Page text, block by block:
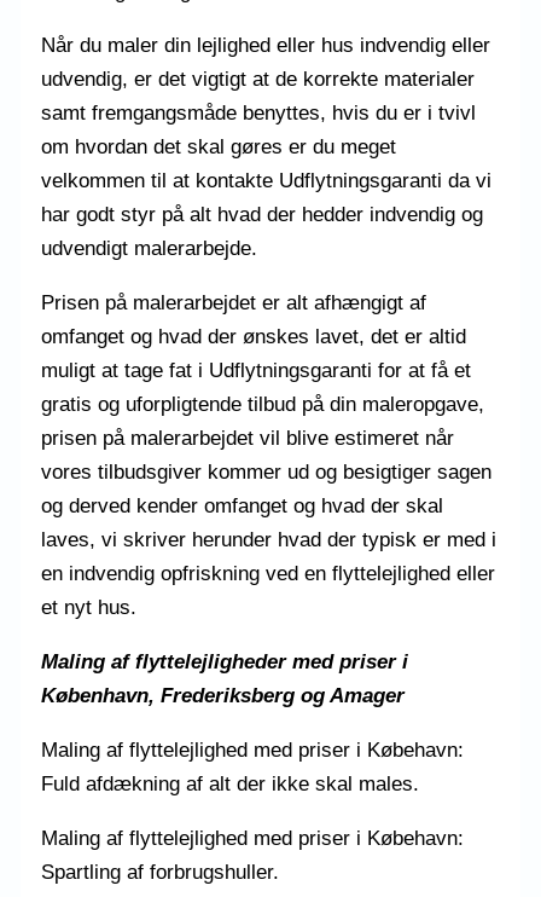
Når du maler din lejlighed eller hus indvendig eller
udvendig, er det vigtigt at de korrekte materialer
samt fremgangsmåde benyttes, hvis du er i tvivl
om hvordan det skal gøres er du meget
velkommen til at kontakte Udflytningsgaranti da vi
har godt styr på alt hvad der hedder indvendig og
udvendigt malerarbejde.
Prisen på malerarbejdet er alt afhængigt af
omfanget og hvad der ønskes lavet, det er altid
muligt at tage fat i Udflytningsgaranti for at få et
gratis og uforpligtende tilbud på din maleropgave,
prisen på malerarbejdet vil blive estimeret når
vores tilbudsgiver kommer ud og besigtiger sagen
og derved kender omfanget og hvad der skal
laves, vi skriver herunder hvad der typisk er med i
en indvendig opfriskning ved en flyttelejlighed eller
et nyt hus.
Maling af flyttelejligheder med priser i
København, Frederiksberg og Amager
Maling af flyttelejlighed med priser i Købehavn:
Fuld afdækning af alt der ikke skal males.
Maling af flyttelejlighed med priser i Købehavn:
Spartling af forbrugshuller.